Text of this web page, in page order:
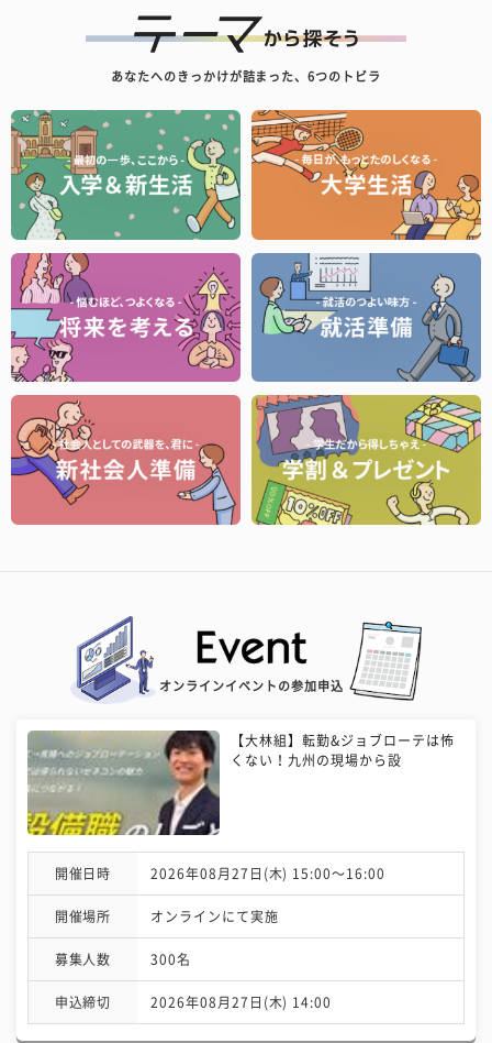
あなたへのきっかけが詰まった、6つのトビラ
オンラインイベントの参加申込
【大林組】転勤&ジョブローテは怖
くない！九州の現場から設
開催日時 2026年08月27日(木) 15:00〜16:00
開催場所 オンラインにて実施
募集人数 300名
申込締切 2026年08月27日(木) 14:00